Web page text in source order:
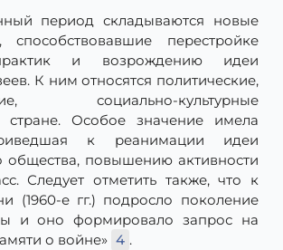
период складываются новые
способствовавшие перестройке
и возрождению идеи
К ним относятся политические,
социально-культурные
стране. Особое значение имела
к реанимации идеи
общества, повышению активности
Следует отметить также, что к
(1960-е гг.) подросло поколение
и оно формировало запрос на
о войне» 4 .